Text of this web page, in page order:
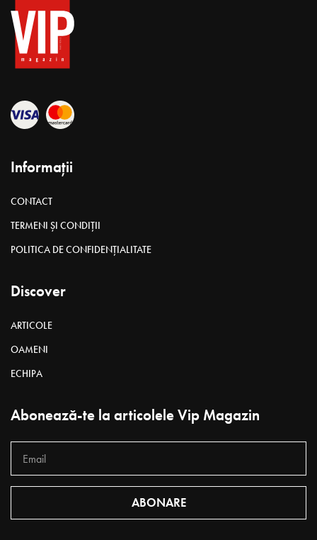
VIP Admin
LUDMILA GONCEARENCO
A făcut prima practică la Curtea de Apel, apoi a fost
grefieră în aceeaşi instituţie, au urmat trei ani în calitate
de asistent judiciar şi, în final, a ajuns constructorul